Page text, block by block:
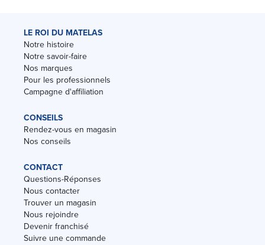
LE ROI DU MATELAS
Notre histoire
Notre savoir-faire
Nos marques
Pour les professionnels
Campagne d'affiliation
CONSEILS
Rendez-vous en magasin
Nos conseils
CONTACT
Questions-Réponses
Nous contacter
Trouver un magasin
Nous rejoindre
Devenir franchisé
Suivre une commande